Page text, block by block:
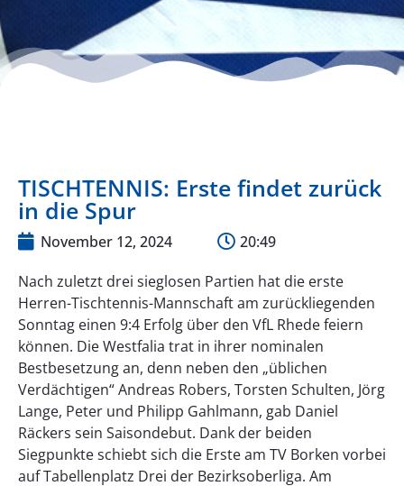
TISCHTENNIS: Erste findet zurück
in die Spur
November 12, 2024
20:49
Nach zuletzt drei sieglosen Partien hat die erste
Herren-Tischtennis-Mannschaft am zurückliegenden
Sonntag einen 9:4 Erfolg über den VfL Rhede feiern
können. Die Westfalia trat in ihrer nominalen
Bestbesetzung an, denn neben den „üblichen
Verdächtigen“ Andreas Robers, Torsten Schulten, Jörg
Lange, Peter und Philipp Gahlmann, gab Daniel
Räckers sein Saisondebut. Dank der beiden
Siegpunkte schiebt sich die Erste am TV Borken vorbei
auf Tabellenplatz Drei der Bezirksoberliga. Am